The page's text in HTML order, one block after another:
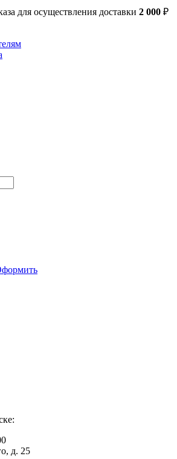
для осуществления доставки 2 000 ₽
д. 25